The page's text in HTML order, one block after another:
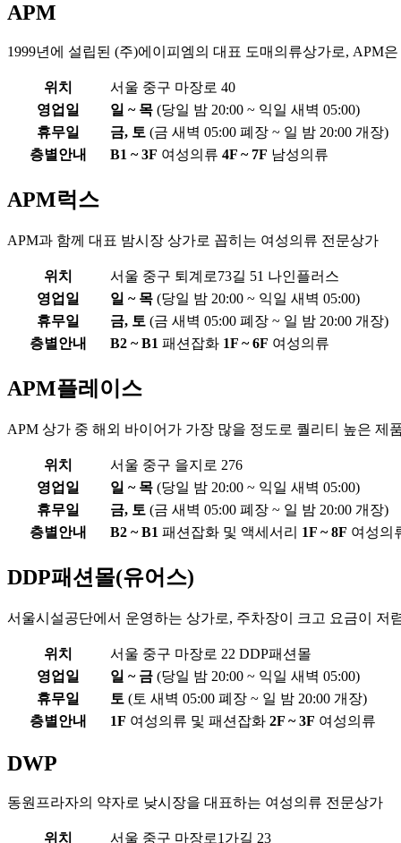
APM
1999년에 설립된 (주)에이피엠의 대표 도매의류상가로, APM
위치
서울 중구 마장로 40
영업일
일 ~ 목 (당일 밤 20:00 ~ 익일 새벽 05:00)
휴무일
금, 토 (금 새벽 05:00 폐장 ~ 일 밤 20:00 개장)
층별안내
B1 ~ 3F 여성의류 4F ~ 7F 남성의류
APM럭스
APM과 함께 대표 밤시장 상가로 꼽히는 여성의류 전문상가
위치
서울 중구 퇴계로73길 51 나인플러스
영업일
일 ~ 목 (당일 밤 20:00 ~ 익일 새벽 05:00)
휴무일
금, 토 (금 새벽 05:00 폐장 ~ 일 밤 20:00 개장)
층별안내
B2 ~ B1 패션잡화 1F ~ 6F 여성의류
APM플레이스
APM 상가 중 해외 바이어가 가장 많을 정도로 퀄리티 높은 제
위치
서울 중구 을지로 276
영업일
일 ~ 목 (당일 밤 20:00 ~ 익일 새벽 05:00)
휴무일
금, 토 (금 새벽 05:00 폐장 ~ 일 밤 20:00 개장)
층별안내
B2 ~ B1 패션잡화 및 액세서리 1F ~ 8F 여성의
DDP패션몰(유어스)
서울시설공단에서 운영하는 상가로, 주차장이 크고 요금이 저
위치
서울 중구 마장로 22 DDP패션몰
영업일
일 ~ 금 (당일 밤 20:00 ~ 익일 새벽 05:00)
휴무일
토 (토 새벽 05:00 폐장 ~ 일 밤 20:00 개장)
층별안내
1F 여성의류 및 패션잡화 2F ~ 3F 여성의류
DWP
동원프라자의 약자로 낮시장을 대표하는 여성의류 전문상가
위치 서울 중구 마장로1가길 23